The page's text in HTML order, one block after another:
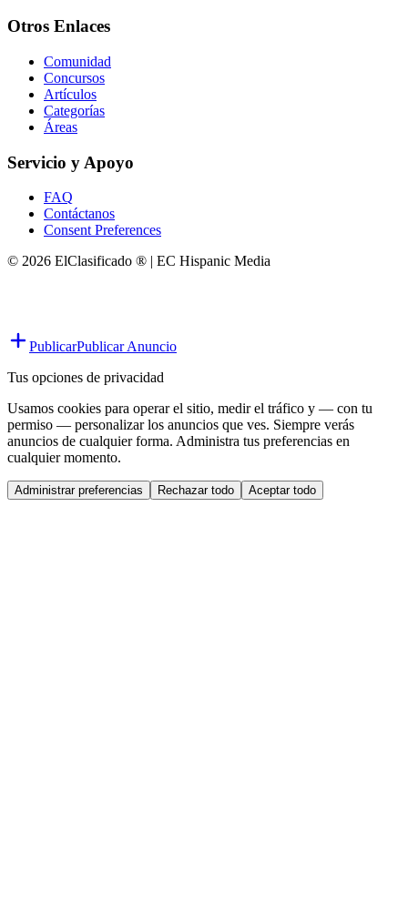
Otros Enlaces
Comunidad
Concursos
Artículos
Categorías
Áreas
Servicio y Apoyo
FAQ
Contáctanos
Consent Preferences
© 2026 ElClasificado ® | EC Hispanic Media
PublicarPublicar Anuncio
Tus opciones de privacidad
Usamos cookies para operar el sitio, medir el tráfico y — con tu
permiso — personalizar los anuncios que ves. Siempre verás
anuncios de cualquier forma. Administra tus preferencias en
cualquier momento.
Administrar preferencias Rechazar todo Aceptar todo